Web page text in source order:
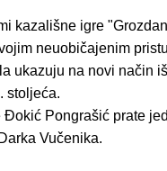
kazališne igre
neuobičajenim
ukazuju na novi način
stoljeća.
Ðokić Pongrašić prate
Vučenika.